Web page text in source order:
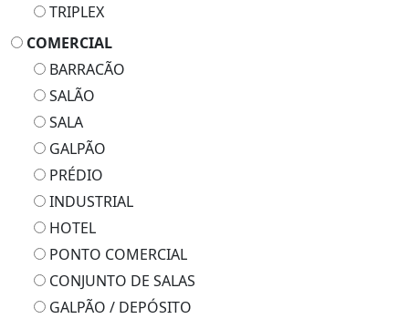
TRIPLEX
COMERCIAL
BARRACÃO
SALÃO
SALA
GALPÃO
PRÉDIO
INDUSTRIAL
HOTEL
PONTO COMERCIAL
CONJUNTO DE SALAS
GALPÃO / DEPÓSITO